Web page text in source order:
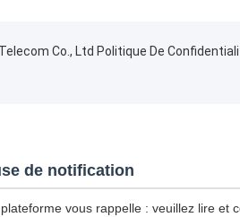
Co., Ltd Politique De
de notification
vous rappelle : veuillez lire et